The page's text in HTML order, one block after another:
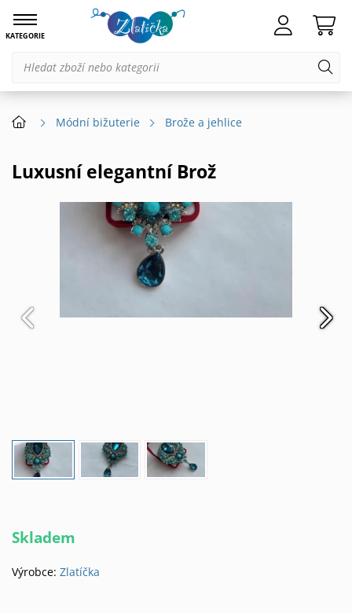
KATEGORIE
Módní bižuterie Brože a jehlice
Luxusní elegantní Brož
Skladem
Výrobce: Zlatíčka